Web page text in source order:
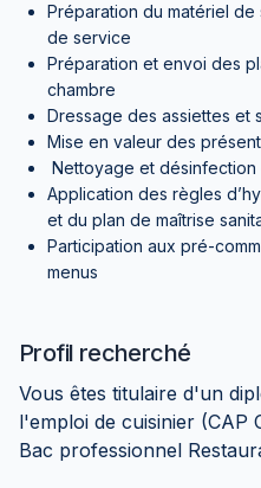
Préparation du matériel
de service
Préparation et envoi des
chambre
Dressage des assiettes et
Mise en valeur des
Nettoyage et désinfection
Application des règles
et du plan de maîtrise
Participation aux pré-
menus
Profil recherché
Vous êtes titulaire d'un
l'emploi de cuisinier (CAP
Bac professionnel